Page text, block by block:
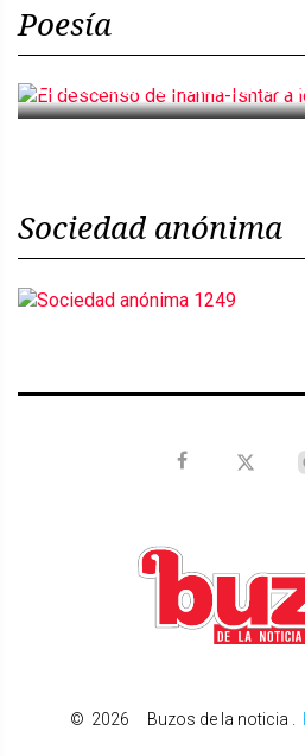
Poesía
El descenso de Inanna-
Sociedad anónima
© 2026 Buzos de la noticia